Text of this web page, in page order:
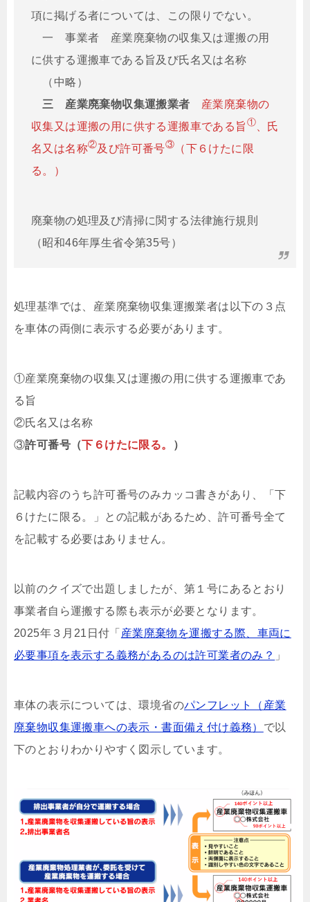
項に掲げる者については、この限りでない。
一 事業者 産業廃棄物の収集又は運搬の用
に供する運搬車である旨及び氏名又は名称
（中略）
三 産業廃棄物収集運搬業者 産業廃棄物の
収集又は運搬の用に供する運搬車である旨 ① 、氏
名又は名称②及び許可番号③ （下６けたに限
る。）
廃棄物の処理及び清掃に関する法律施行規則
（昭和46年厚生省令第35号）
処理基準では、産業廃棄物収集運搬業者は以下の３点
を車体の両側に表示する必要があります。
①産業廃棄物の収集又は運搬の用に供する運搬車であ
る旨
②氏名又は名称
③許可番号（下６けたに限る。 ）
記載内容のうち許可番号のみカッコ書きがあり、「下
６けたに限る。」との記載があるため、許可番号全て
を記載する必要はありません。
以前のクイズで出題しましたが、第１号にあるとおり
事業者自ら運搬する際も表示が必要となります。
2025年３月21日付「 産業廃棄物を運搬する際、車両に
必要事項を表示する義務があるのは許可業者のみ？ 」
車体の表示については、環境省のパンフレット（産業
廃棄物収集運搬車への表示・書面備え付け義務） で以
下のとおりわかりやすく図示しています。